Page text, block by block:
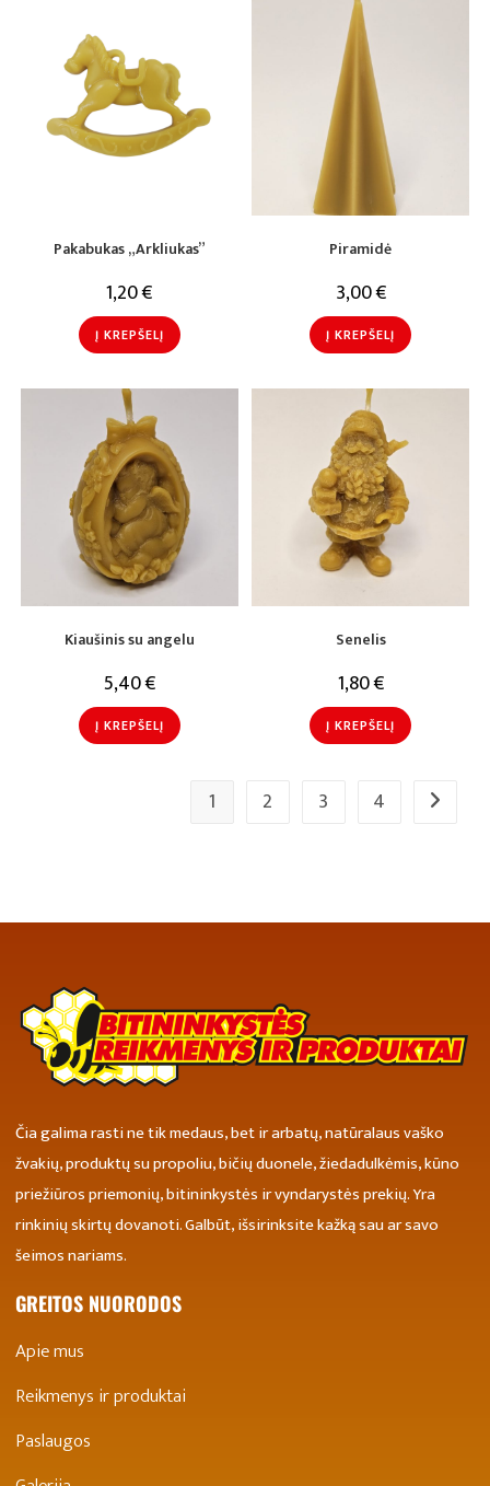
Pakabukas „Arkliukas”
1,20€
Į KREPŠELĮ
Piramidė
3,00€
Į KREPŠELĮ
Kiaušinis su angelu
5,40€
Į KREPŠELĮ
Senelis
1,80€
Į KREPŠELĮ
1 2 3 4
Čia galima rasti ne tik medaus, bet ir arbatų, natūralaus vaško
žvakių, produktų su propoliu, bičių duonele, žiedadulkėmis, kūno
priežiūros priemonių, bitininkystės ir vyndarystės prekių. Yra
rinkinių skirtų dovanoti. Galbūt, išsirinksite kažką sau ar savo
šeimos nariams.
GREITOS NUORODOS
Apie mus
Reikmenys ir produktai
Paslaugos